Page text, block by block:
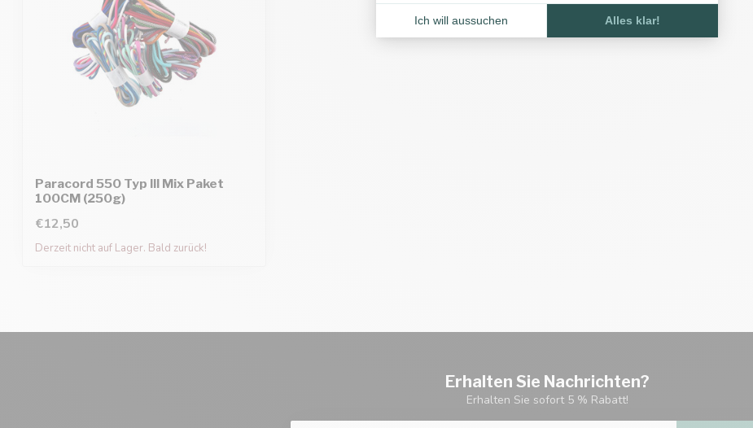
Paracord 550 Typ III Mix Paket
100CM (250g)
€12,50
Derzeit nicht auf Lager. Bald zurück!
Erhalten Sie Nachrichten?
Erhalten Sie sofort 5 % Rabatt!